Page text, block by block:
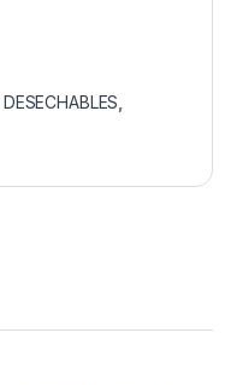
DESECHABLES